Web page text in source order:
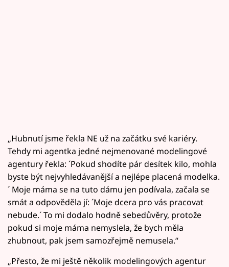
„Hubnutí jsme řekla NE už na začátku své kariéry.
Tehdy mi agentka jedné nejmenované modelingové
agentury řekla: ´Pokud shodíte pár desítek kilo, mohla
byste být nejvyhledávanější a nejlépe placená modelka.
´ Moje máma se na tuto dámu jen podívala, začala se
smát a odpověděla jí: ´Moje dcera pro vás pracovat
nebude.´ To mi dodalo hodně sebedůvěry, protože
pokud si moje máma nemyslela, že bych měla
zhubnout, pak jsem samozřejmě nemusela.“
„Přesto, že mi ještě několik modelingových agentur